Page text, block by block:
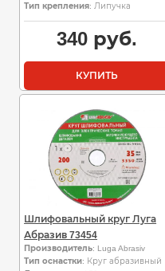
Тип крепления: Липучка
340 руб.
КУПИТЬ
Шлифовальный круг Луга
Абразив 73454
Производитель: Luga Abrasiv
Тип оснастки: Круг абразивный